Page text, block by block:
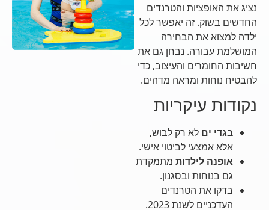
נציג את האופציות והטרנדים
החדשים בשוק. זה יאפשר לכל
ילדה למצוא את הבחירה
המושלמת עבורה. נבחן גם את
חשיבות החומרים והעיצוב, כדי
להבטיח נוחות ומראה מדהים.
נקודות עיקריות
בגדי יםלא רק לבוש,
אלא אמצעי לביטוי אישי.
אופנה לילדותמתמקדת
גם בנוחות ובסגנון.
בדקו את הטרנדים
העדכניים לשנת 2023.